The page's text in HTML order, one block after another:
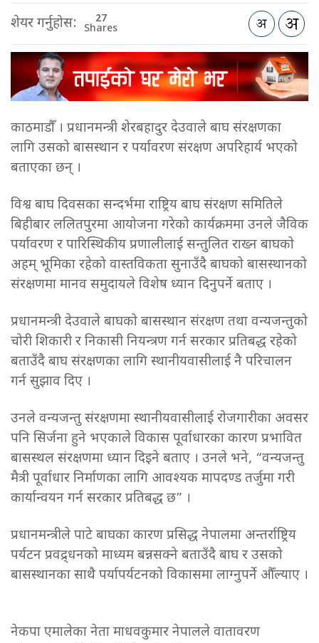
शेयर गर्नुहोस: 27
Shares
काठमाडौँ । प्रधानमन्त्री शेरबहादुर देउवाले बाघ संरक्षणका
लागि उसको बासस्थान र पर्यावरण संरक्षण अपरिहार्य भएको
बताएका छन् ।
विश्व बाघ दिवसका सन्दर्भमा राष्ट्रिय बाघ संरक्षण समितिले
बिहीबार ललितपुरमा आयोजना गरेको कार्यक्रममा उनले जैविक
पर्यावरण र पारिस्थिकीय प्रणालीलाई सन्तुलित राख्न बाघको
अहम् भूमिका रहेको वास्तविकता सुनाउँदै बाघको बासस्थानको
संरक्षणमा मानव समुदायले विशेष ध्यान दिनुपर्ने बताए ।
प्रधानमन्त्री देउवाले बाघको बासस्थान संरक्षण तथा वन्यजन्तुको
चोरी शिकारी र निकासी नियन्त्रण गर्न सरकार प्रतिबद्ध रहेको
बताउँदै बाघ संरक्षणका लागि स्थानीयवासीलाई नै परिचालन
गर्न सुझाव दिए ।
उनले वन्यजन्तु संरक्षणमा स्थानीयवासीलाई रोजगारीका अवसर
पनि सिर्जना हुने भएकाले विकास पूर्वाधारका कारण प्रभावित
बासस्थल संरक्षणमा ध्यान दिइने बताए । उनले भने, “वन्यजन्तु
मैत्री पूर्वाधार निर्माणका लागि आवश्यक मापदण्ड तर्जुमा गरी
कार्यान्वयन गर्न सरकार प्रतिबद्ध छ” ।
प्रधानमन्त्रीले पाटे बाघका कारण प्रसिद्ध नेपालमा अन्तर्राष्ट्रिय
पर्यटन प्रवद्र्धनको माध्यम बन्नसक्ने बताउँदै बाघ र उसको
बासस्थानका साथै पर्यापर्यटनको विकासमा लाग्नुपर्ने औँल्याए ।
नेकपा एमालेका नेता माधवकुमार नेपालले वातावरण